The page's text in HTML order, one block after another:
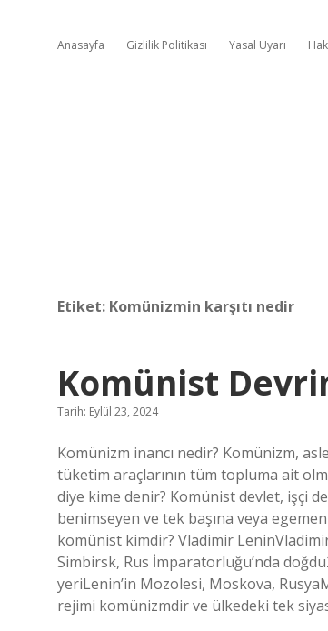
Anasayfa Gizlilik Politikası Yasal Uyarı
Etiket: Komünizmin karşıtı nedir
Komünist
Tarih: Eylül 23, 2024
Komünizm inancı nedir? Komünizm,
tüketim araçlarının tüm topluma ait
diye kime denir? Komünist devlet, işçi
benimseyen ve tek başına veya
komünist kimdir? Vladimir
Simbirsk, Rus İmparatorluğu’nda
yeriLenin’in Mozolesi, Moskova,
rejimi komünizmdir ve ülkedeki tek